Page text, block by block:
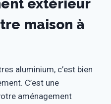
extérieur
maison à
aluminium, c’est bien
C’est une
aménagement